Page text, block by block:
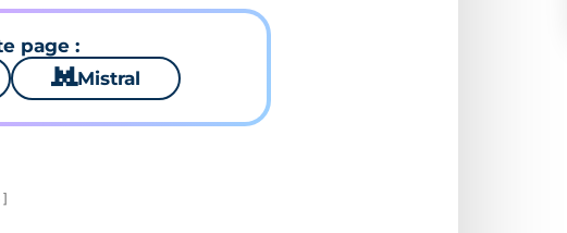
page :
🐱 Mistral
]